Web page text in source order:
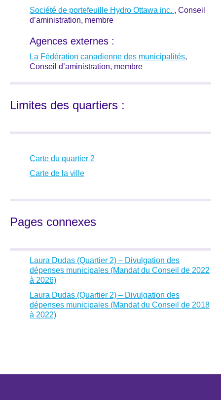
Société de portefeuille Hydro Ottawa inc. , Conseil
d’aministration, membre
Agences externes :
La Fédération canadienne des municipalités,
Conseil d’aministration, membre
Limites des quartiers :
Carte du quartier 2
Carte de la ville
Pages connexes
Laura Dudas (Quartier 2) – Divulgation des
dépenses municipales (Mandat du Conseil de 2022
à 2026)
Laura Dudas (Quartier 2) – Divulgation des
dépenses municipales (Mandat du Conseil de 2018
à 2022)